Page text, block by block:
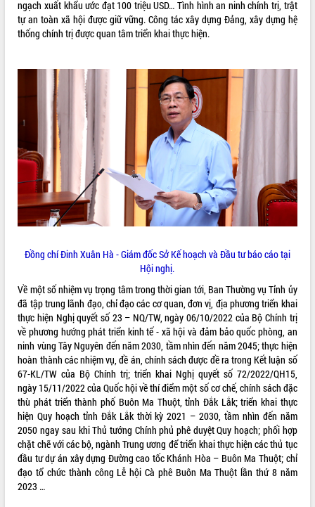
Trailer Lễ hội Sầu riêng Đắk Lắk năm
2026
Khám bệnh, cấp phát thuốc miễn phí
và tặng quà người dân xã Cư Pui
Hội nghị UBND tỉnh Đắk Lắk thường kỳ
tháng 7/2026
Lễ truy tặng danh hiệu “Bà Mẹ Việt
Nam Anh hùng” và trao Huân chương
Lao động
UBND tỉnh Đắk Lắk triển khai nhiệm
Kỳ họp thứ Hai, Hội đồng nhân dân
tỉnh khóa XI quyết nghị nhiều nội dung
quan trọng
Bí thư Tỉnh ủy Lương Nguyễn Minh
Triết thăm, tặng quà người có công với
cách mạng
Rà soát, hoàn thiện hệ thống thiết chế
văn hóa, thể thao đáp ứng yêu cầu
phát triển mới
Thường trực HĐND tỉnh Đắk Lắk gặp
mặt Đoàn chuyên gia y tế TP. Hồ Chí
Minh
Lễ truy điệu và an táng hài cốt liệt sĩ
tại Nghĩa trang Liệt sĩ xã Sơn Hòa
Bàn giải pháp tháo gỡ khó khăn trong
xuất khẩu sầu riêng và triển khai quy
ALBUM ẢNH
LIÊN KẾT WEB
THỐNG KÊ TRUY CẬP
Hôm nay: 25860
Tất cả: 66111528
ngạch xuất khẩu ước đạt 100 triệu USD… Tình hình an ninh chính trị, trật
tự an toàn xã hội được giữ vững. Công tác xây dựng Đảng, xây dựng hệ
thống chính trị được quan tâm triển khai thực hiện.
Đồng chí Đinh Xuân Hà - Giám đốc Sở Kế hoạch và Đầu tư báo cáo tại
Hội nghị.
Về một số nhiệm vụ trọng tâm trong thời gian tới, Ban Thường vụ Tỉnh ủy
đã tập trung lãnh đạo, chỉ đạo các cơ quan, đơn vị, địa phương triển khai
thực hiện Nghị quyết số 23 – NQ/TW, ngày 06/10/2022 của Bộ Chính trị
về phương hướng phát triển kinh tế - xã hội và đảm bảo quốc phòng, an
ninh vùng Tây Nguyên đến năm 2030, tầm nhìn đến năm 2045; thực hiện
hoàn thành các nhiệm vụ, đề án, chính sách được đề ra trong Kết luận số
67-KL/TW của Bộ Chính trị; triển khai Nghị quyết số 72/2022/QH15,
ngày 15/11/2022 của Quốc hội về thí điểm một số cơ chế, chính sách đặc
thù phát triển thành phố Buôn Ma Thuột, tỉnh Đắk Lắk; triển khai thực
hiện Quy hoạch tỉnh Đắk Lắk thời kỳ 2021 – 2030, tầm nhìn đến năm
2050 ngay sau khi Thủ tướng Chính phủ phê duyệt Quy hoạch; phối hợp
chặt chẽ với các bộ, ngành Trung ương để triển khai thực hiện các thủ tục
đầu tư dự án xây dựng Đường cao tốc Khánh Hòa – Buôn Ma Thuột; chỉ
đạo tổ chức thành công Lễ hội Cà phê Buôn Ma Thuột lần thứ 8 năm
2023 …